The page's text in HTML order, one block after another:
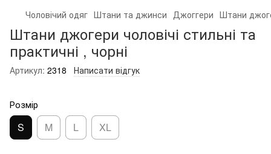
Чоловічий одяг Штани та джинси Джоггери Штани
Штани джогери чоловічі стильні та
практичні , чорні
Артикул: 2318 Написати відгук
Розмір
S M L XL